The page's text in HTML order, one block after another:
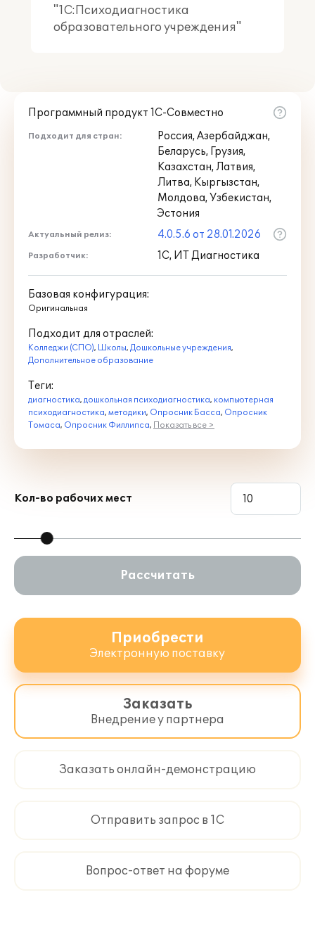
"1С:Психодиагностика
образовательного учреждения"
Программный продукт 1С-Совместно
Подходит для стран:
Россия, Азербайджан,
Беларусь, Грузия,
Казахстан, Латвия,
Литва, Кыргызстан,
Молдова, Узбекистан,
Эстония
Актуальный релиз: 4.0.5.6 от 28.01.2026
Разработчик: 1С, ИТ Диагностика
Базовая конфигурация:
Оригинальная
Подходит для отраслей:
Колледжи (СПО), Школы, Дошкольные учреждения,
Дополнительное образование
Теги:
диагностика, дошкольная психодиагностика, компьютерная
психодиагностика, методики, Опросник Басса, Опросник
Томаса, Опросник Филлипса, Показать все >
Кол-во рабочих мест
Рассчитать
Приобрести
Электронную поставку
Заказать
Внедрение у партнера
Заказать онлайн-демонстрацию
Отправить запрос в 1С
Вопрос-ответ на форуме